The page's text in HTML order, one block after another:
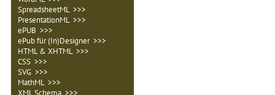
SpreadsheetML >>>
PresentationML >>>
ePUB >>>
ePub für (In)Designer >>>
HTML & XHTML >>>
CSS >>>
SVG >>>
MathML >>>
XML Schema >>>